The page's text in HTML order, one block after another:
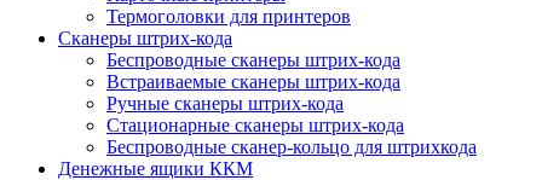
Термоголовки для принтеров
Сканеры штрих-кода
Беспроводные сканеры штрих-кода
Встраиваемые сканеры штрих-кода
Ручные сканеры штрих-кода
Стационарные сканеры штрих-кода
Беспроводные сканер-кольцо для штрихкода
Денежные ящики ККМ